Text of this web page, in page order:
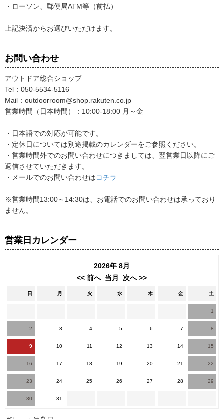
・ローソン、郵便局ATM等（前払）
上記決済からお選びいただけます。
お問い合わせ
アウトドア総合ショップ
Tel：050-5534-5116
Mail：outdoorroom@shop.rakuten.co.jp
営業時間（日本時間）：10:00-18:00 月～金
・日本語での対応が可能です。
・定休日については別途掲載のカレンダーをご参照ください。
・営業時間外でのお問い合わせにつきましては、翌営業日以降にご
返信させていただきます。
・メールでのお問い合わせはコチラ
※営業時間13:00～14:30は、お電話でのお問い合わせは承っており
ません。
営業日カレンダー